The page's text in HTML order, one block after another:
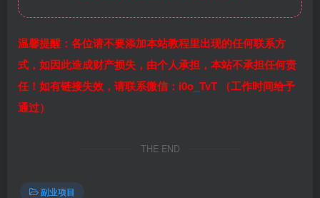
温馨提醒：各位请不要添加本站教程里出现的任何联系方
式，如因此造成财产损失，由个人承担，本站不承担任何责
任！如有链接失效，请联系微信：i0o_TvT （工作时间给予
通过）
THE END
副业项目